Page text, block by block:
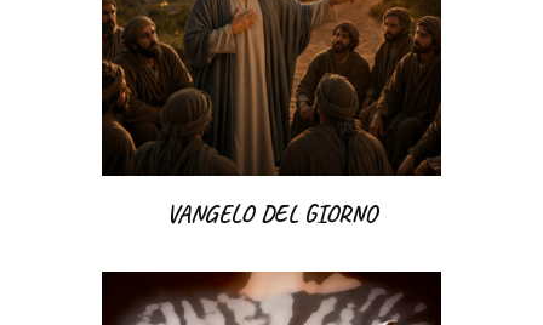
VANGELO DEL GIORNO